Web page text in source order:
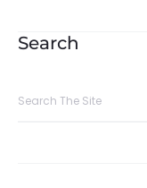
entradas
Search